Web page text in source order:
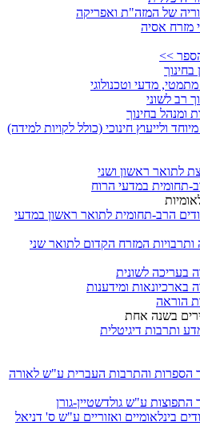
של המזה"ת ואפריקה
מזרח אסיה
>>
מתמטי, מדעי וטכנולוגי
רב לשוני
ומנהל בחינוך
ולייעוץ חינוכי (כולל לקויות למידה)
לתואר ראשון ושני
תחומית במדעי הרוח
הרב-תחומית לתואר ראשון במדעי
ותרבויות המזרח הקדום לתואר שני
בעריכה לשונית
בארכיונאות ומידענות
הוראה
בשנה אחת
ותרבות דיגיטלית
הספרות והתרבות העברית ע"ש לאורה
ע"ש גולדשטיין-גורן
בינלאומיים ואזוריים ע"ש ס' דניאל